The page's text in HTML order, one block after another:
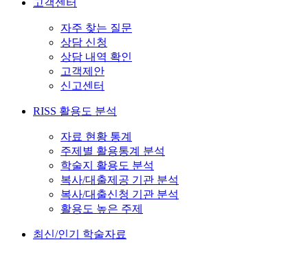
고객센터
자주 찾는 질문
상담 신청
상담 내역 확인
고객제안
신고센터
RISS 활용도 분석
자료 현황 통계
주제별 활용통계 분석
학술지 활용도 분석
복사/대출제공 기관 분석
복사/대출신청 기관 분석
활용도 높은 주제
최신/인기 학술자료